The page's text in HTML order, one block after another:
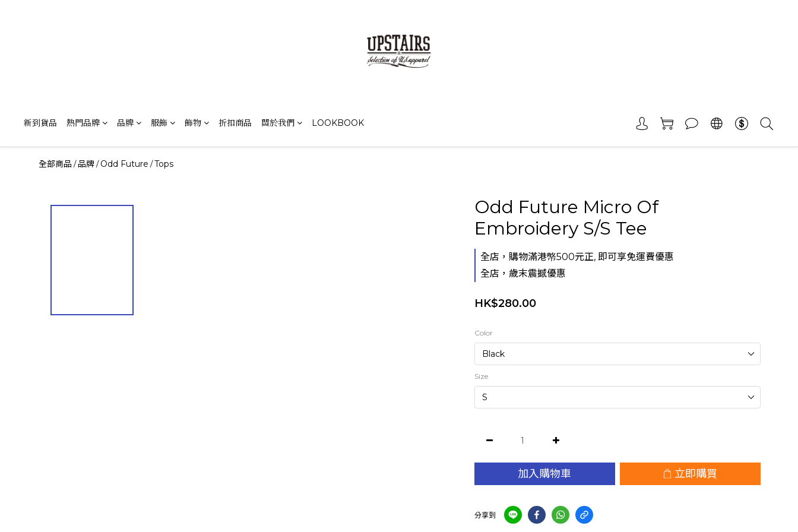
新到貨品 熱門品牌 品牌 服飾 飾物 折扣商品 關於我們 LOOKBOOK
全部商品 /品牌/Odd Future /Tops
Odd Future Micro Of
Embroidery S/S Tee
全店，購物滿港幤500元正, 即可享免運費優惠
全店，歲末震撼優惠
HK$280.00
Color
Size
加入購物車 立即購買
分享到